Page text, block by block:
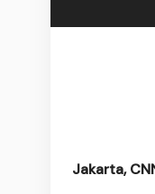
Jakarta,